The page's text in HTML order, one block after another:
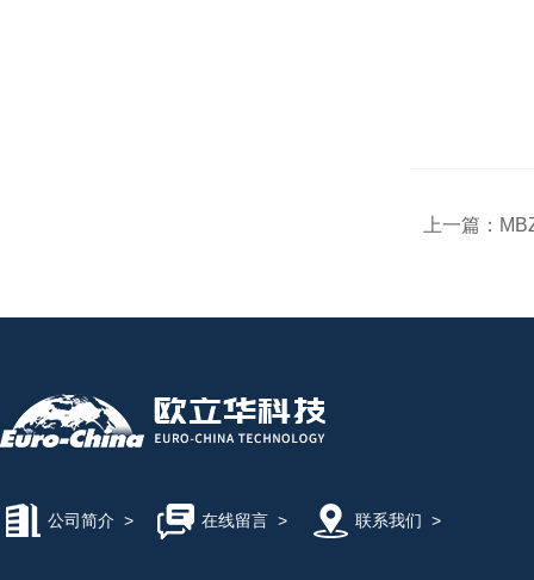
上一篇：
公司简介 > 在线留言> 联系我们 >